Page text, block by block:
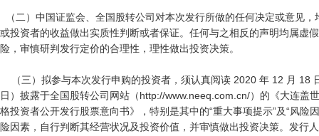
或投资者的收益做出实质性判断或者保证。任何与之相反的声明均属虚
险，审慎研判发行定价的合理性，理性做出投资决策。
日）披露于全国股转公司网站（http://www.neeq.com.cn/）的《大连盖
格投资者公开发行股票意向书》，特别是其中的“重大事项提示”及“风险
险因素，自行判断其经营状况及投资价值，并审慎做出投资决策。发行